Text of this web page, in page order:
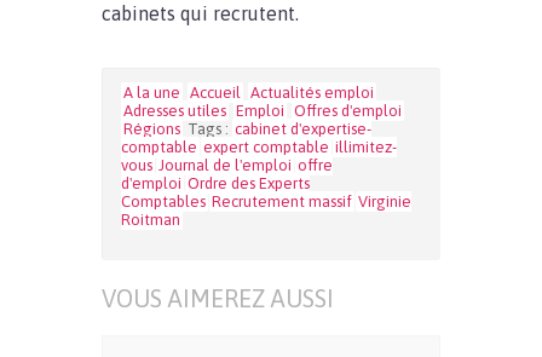
cabinets qui recrutent.
A la une Accueil Actualités emploi
Adresses utiles Emploi Offres d'emploi
Régions Tags : cabinet d'expertise-
comptable expert comptable illimitez-
vous Journal de l'emploi offre
d'emploi Ordre des Experts
Comptables Recrutement massif Virginie
Roitman
VOUS AIMEREZ AUSSI